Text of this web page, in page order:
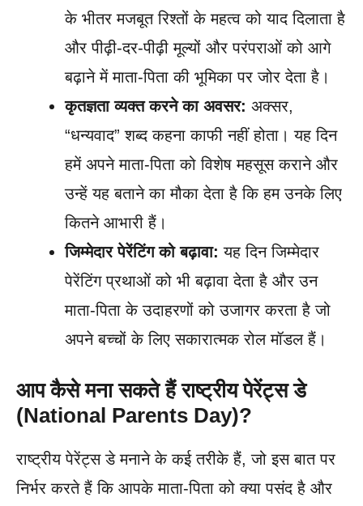
के भीतर मजबूत रिश्तों के महत्व को याद दिलाता है
और पीढ़ी-दर-पीढ़ी मूल्यों और परंपराओं को आगे
बढ़ाने में माता-पिता की भूमिका पर जोर देता है।
कृतज्ञता व्यक्त करने का अवसर: अक्सर,
“धन्यवाद” शब्द कहना काफी नहीं होता। यह दिन
हमें अपने माता-पिता को विशेष महसूस कराने और
उन्हें यह बताने का मौका देता है कि हम उनके लिए
कितने आभारी हैं।
जिम्मेदार पेरेंटिंग को बढ़ावा: यह दिन जिम्मेदार
पेरेंटिंग प्रथाओं को भी बढ़ावा देता है और उन
माता-पिता के उदाहरणों को उजागर करता है जो
अपने बच्चों के लिए सकारात्मक रोल मॉडल हैं।
आप कैसे मना सकते हैं राष्ट्रीय पेरेंट्स डे
(National Parents Day)?
राष्ट्रीय पेरेंट्स डे मनाने के कई तरीके हैं, जो इस बात पर
निर्भर करते हैं कि आपके माता-पिता को क्या पसंद है और